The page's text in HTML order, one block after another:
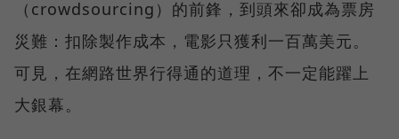
（crowdsourcing）的前鋒，到頭來卻成為票房
災難：扣除製作成本，電影只獲利一百萬美元。
可見，在網路世界行得通的道理，不一定能躍上
大銀幕。